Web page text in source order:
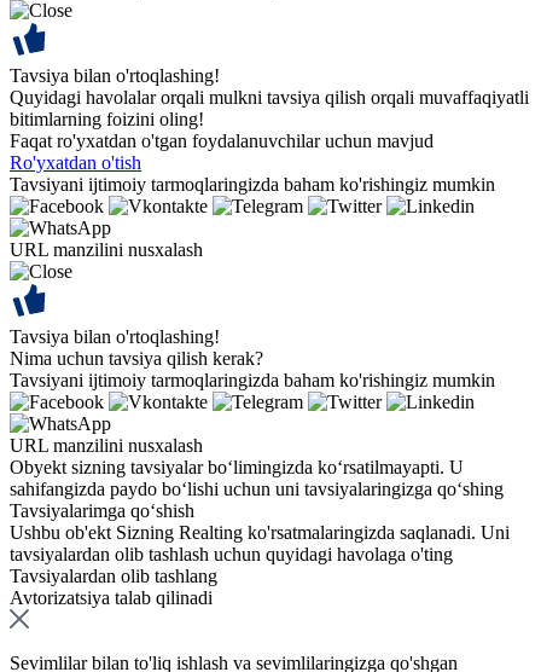
Tavsiya bilan o'rtoqlashing!
Quyidagi havolalar orqali mulkni tavsiya qilish orqali muvaffaqiyatli
bitimlarning foizini oling!
Faqat ro'yxatdan o'tgan foydalanuvchilar uchun mavjud
Ro'yxatdan o'tish
Tavsiyani ijtimoiy tarmoqlaringizda baham ko'rishingiz mumkin
URL manzilini nusxalash
Tavsiya bilan o'rtoqlashing!
Nima uchun tavsiya qilish kerak?
Tavsiyani ijtimoiy tarmoqlaringizda baham ko'rishingiz mumkin
URL manzilini nusxalash
Obyekt sizning tavsiyalar bo‘limingizda ko‘rsatilmayapti. U
sahifangizda paydo bo‘lishi uchun uni tavsiyalaringizga qo‘shing
Tavsiyalarimga qo‘shish
Ushbu ob'ekt Sizning Realting ko'rsatmalaringizda saqlanadi. Uni
tavsiyalardan olib tashlash uchun quyidagi havolaga o'ting
Tavsiyalardan olib tashlang
Avtorizatsiya talab qilinadi
Sevimlilar bilan to'liq ishlash va sevimlilaringizga qo'shgan